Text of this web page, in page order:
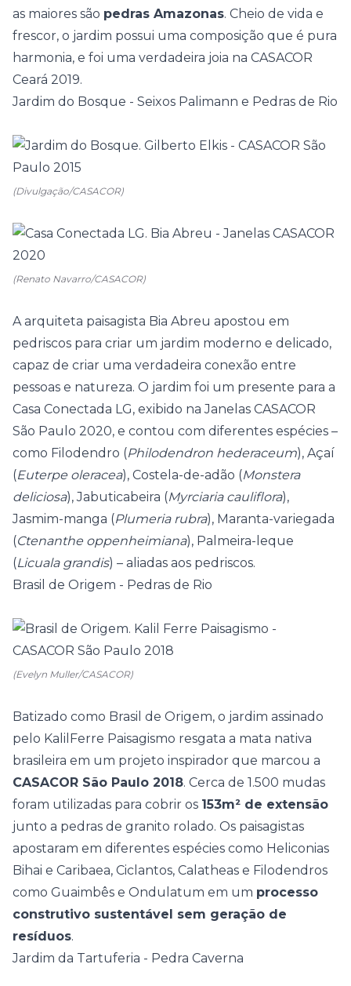
as maiores são pedras Amazonas. Cheio de vida e
frescor, o jardim possui uma composição que é pura
harmonia, e foi uma verdadeira joia na CASACOR
Ceará 2019.
Jardim do Bosque - Seixos Palimann e Pedras de Rio
(Divulgação/CASACOR)
(Renato Navarro/CASACOR)
A arquiteta paisagista Bia Abreu apostou em
pedriscos para criar um jardim moderno e delicado,
capaz de criar uma verdadeira conexão entre
pessoas e natureza. O jardim foi um presente para a
Casa Conectada LG, exibido naJanelas CASACOR
São Paulo 2020, e contou com diferentes espécies –
como Filodendro (Philodendron hederaceum), Açaí
(Euterpe oleracea), Costela-de-adão (Monstera
deliciosa), Jabuticabeira (Myrciaria cauliflora),
Jasmim-manga (Plumeria rubra), Maranta-variegada
(Ctenanthe oppenheimiana), Palmeira-leque
(Licuala grandis) – aliadas aos pedriscos.
Brasil de Origem - Pedras de Rio
(Evelyn Muller/CASACOR)
Batizado como Brasil de Origem, o jardim assinado
pelo KalilFerre Paisagismo resgata a mata nativa
brasileira em um projeto inspirador que marcou a
CASACOR São Paulo 2018. Cerca de 1.500 mudas
foram utilizadas para cobrir os 153m² de extensão
junto a pedras de granito rolado. Os paisagistas
apostaram em diferentes espécies como Heliconias
Bihai e Caribaea, Ciclantos, Calatheas e Filodendros
como Guaimbês e Ondulatum em um processo
construtivo sustentável sem geração de
resíduos.
Jardim da Tartuferia - Pedra Caverna